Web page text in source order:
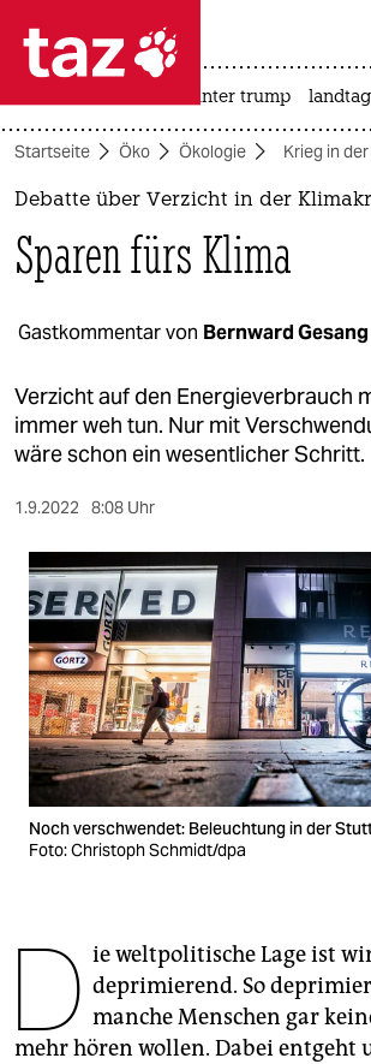
 taz zahl ich
taz zahl ich
politik
öko
gesellschaft
kultur
nord
wahrheit
verlag
verlag
veranstaltungen
shop
unterstützen
genossenschaft
usa unter trump
Startseite Öko Ökologie Krieg in
Debatte über Verzicht in der
Sparen fürs Klima
Gastkommentar von Bernward Gesang
Verzicht auf den Energieverbrauch
immer weh tun. Nur mit
wäre schon ein wesentlicher Schritt.
1.9.2022 8:08 Uhr
Noch verschwendet: Beleuchtung in der
Foto: Christoph Schmidt/dpa
D ie weltpolitische Lage ist
deprimierend. So
manche Menschen gar
mehr hören wollen. Dabei entgeht